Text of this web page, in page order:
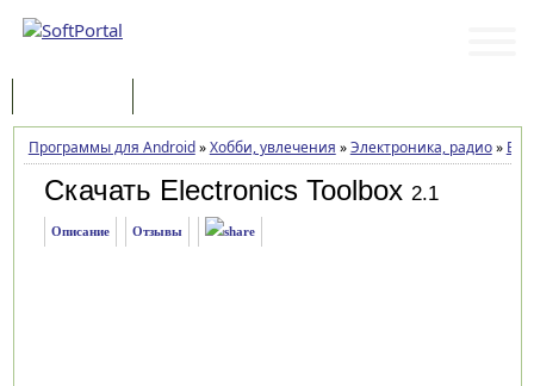
Программы для Android»Хобби, увлечения »Электроника, радио»
Скачать Electronics Toolbox 2.1
Описание Отзывы